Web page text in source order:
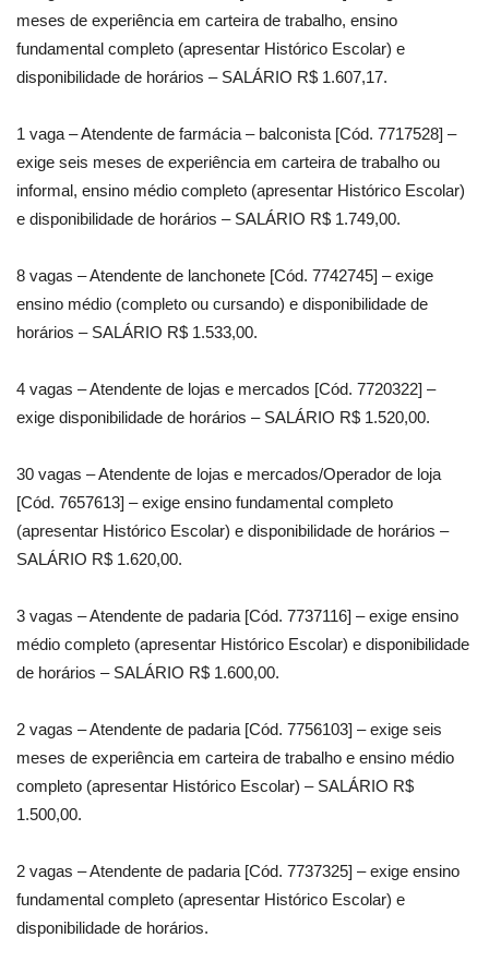
meses de experiência em carteira de trabalho, ensino
fundamental completo (apresentar Histórico Escolar) e
disponibilidade de horários – SALÁRIO R$ 1.607,17.
1 vaga – Atendente de farmácia – balconista [Cód. 7717528] –
exige seis meses de experiência em carteira de trabalho ou
informal, ensino médio completo (apresentar Histórico Escolar)
e disponibilidade de horários – SALÁRIO R$ 1.749,00.
8 vagas – Atendente de lanchonete [Cód. 7742745] – exige
ensino médio (completo ou cursando) e disponibilidade de
horários – SALÁRIO R$ 1.533,00.
4 vagas – Atendente de lojas e mercados [Cód. 7720322] –
exige disponibilidade de horários – SALÁRIO R$ 1.520,00.
30 vagas – Atendente de lojas e mercados/Operador de loja
[Cód. 7657613] – exige ensino fundamental completo
(apresentar Histórico Escolar) e disponibilidade de horários –
SALÁRIO R$ 1.620,00.
3 vagas – Atendente de padaria [Cód. 7737116] – exige ensino
médio completo (apresentar Histórico Escolar) e disponibilidade
de horários – SALÁRIO R$ 1.600,00.
2 vagas – Atendente de padaria [Cód. 7756103] – exige seis
meses de experiência em carteira de trabalho e ensino médio
completo (apresentar Histórico Escolar) – SALÁRIO R$
1.500,00.
2 vagas – Atendente de padaria [Cód. 7737325] – exige ensino
fundamental completo (apresentar Histórico Escolar) e
disponibilidade de horários.